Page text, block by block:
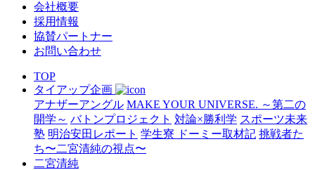
会社概要
採用情報
協賛パートナー
お問い合わせ
TOP
タイアップ企画
アナザーアングル MAKE YOUR UNIVERSE. ～第二の
開学～ バトンプロジェクト 対論×勝利学 スポーツ未来
塾 明治安田レポート 学生寮 ドーミー取材記 挑戦者た
ち〜二宮清純の視点〜
二宮清純